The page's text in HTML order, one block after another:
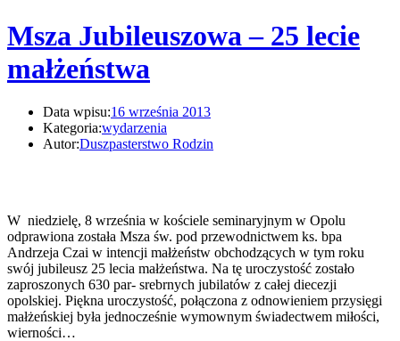
Msza Jubileuszowa – 25 lecie
małżeństwa
Data wpisu:16 września 2013
Kategoria:wydarzenia
Autor:Duszpasterstwo Rodzin
W niedzielę, 8 września w kościele seminaryjnym w Opolu
odprawiona została Msza św. pod przewodnictwem ks. bpa
Andrzeja Czai w intencji małżeństw obchodzących w tym roku
swój jubileusz 25 lecia małżeństwa. Na tę uroczystość zostało
zaproszonych 630 par- srebrnych jubilatów z całej diecezji
opolskiej. Piękna uroczystość, połączona z odnowieniem przysięgi
małżeńskiej była jednocześnie wymownym świadectwem miłości,
wierności…